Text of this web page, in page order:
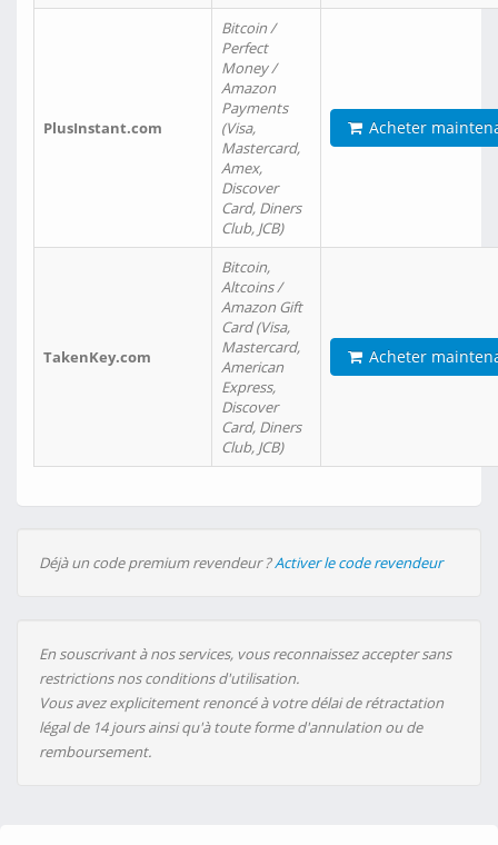
PlusInstant.com
Bitcoin /
Perfect
Money /
Amazon
Payments
(Visa,
Mastercard,
Amex,
Discover
Card, Diners
Club, JCB)
Acheter
TakenKey.com
Bitcoin,
Altcoins /
Amazon Gift
Card (Visa,
Mastercard,
American
Express,
Discover
Card, Diners
Club, JCB)
Acheter
Déjà un code premium revendeur ?Activer le code revendeur
En souscrivant à nos services, vous reconnaissez accepter sans
restrictions nos conditions d'utilisation.
Vous avez explicitement renoncé à votre délai de rétractation
légal de 14 jours ainsi qu'à toute forme d'annulation ou de
remboursement.